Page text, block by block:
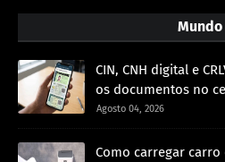
Mundo
CIN, CNH digital e
os documentos no
Agosto 04, 2026
Como carregar